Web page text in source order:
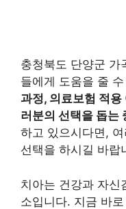
충청북도 단양군 가
들에게 도움을 줄
과정, 의료보험 적용
러분의 선택을 돕는
하고 있으시다면,
선택을 하시길 바랍
치아는 건강과 자신
소입니다. 지금 바